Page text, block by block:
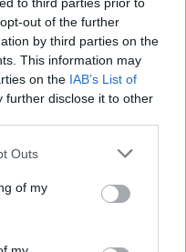
out of the further
by third parties on the
This information may
on the IAB’s List of
further disclose it to other
Outs
of my